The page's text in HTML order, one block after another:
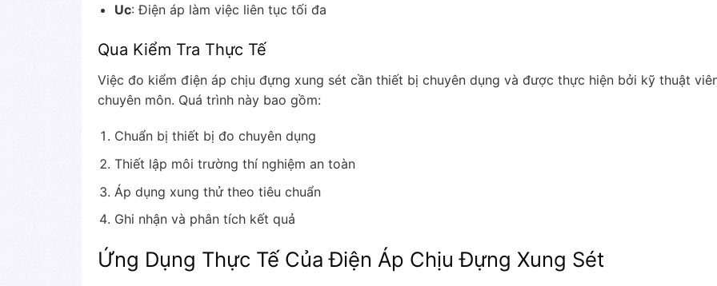
Uc: Điện áp làm việc liên tục tối đa
Qua Kiểm Tra Thực Tế
Việc đo kiểm điện áp chịu đựng xung sét cần thiết bị chuyên dụng và được thực hiện bởi kỹ thuật
chuyên môn. Quá trình này bao gồm:
Chuẩn bị thiết bị đo chuyên dụng
Thiết lập môi trường thí nghiệm an toàn
Áp dụng xung thử theo tiêu chuẩn
Ghi nhận và phân tích kết quả
Ứng Dụng Thực Tế Của Điện Áp Chịu Đựng Xung Sét